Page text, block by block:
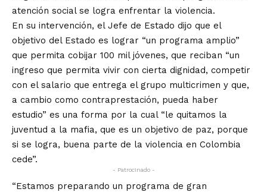
atención social se logra enfrentar la violencia.
En su intervención, el Jefe de Estado dijo que el
objetivo del Estado es lograr “un programa amplio”
que permita cobijar 100 mil jóvenes, que reciban “un
ingreso que permita vivir con cierta dignidad, competir
con el salario que entrega el grupo multicrimen y que,
a cambio como contraprestación, pueda haber
estudio” es una forma por la cual “le quitamos la
juventud a la mafia, que es un objetivo de paz, porque
si se logra, buena parte de la violencia en Colombia
cede”.
- Patrocinado -
“Estamos preparando un programa de gran